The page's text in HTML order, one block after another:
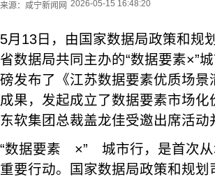
来源： 咸宁新闻网 2026-05-15 16:48:20
5月13日，由国家数据局政策和规
省数据局共同主办的“数据要素×”
磅发布了《江苏数据要素优质场
成果，发起成立了数据要素市场
东软集团总裁盖龙佳受邀出席活动
“数据要素 ×” 城市行，是首次从
重要行动。国家数据局政策和规